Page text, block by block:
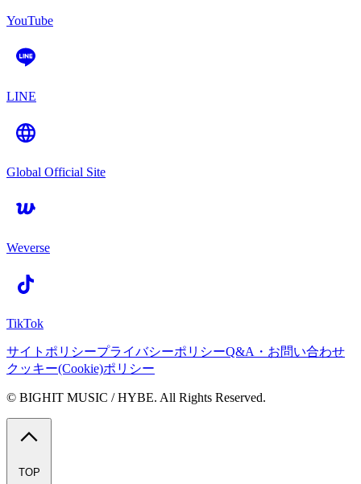
YouTube
LINE
Global Official Site
Weverse
TikTok
サイトポリシープライバシーポリシーQ&A・お問い合わせ
クッキー(Cookie)ポリシー
© BIGHIT MUSIC / HYBE. All Rights Reserved.
TOP